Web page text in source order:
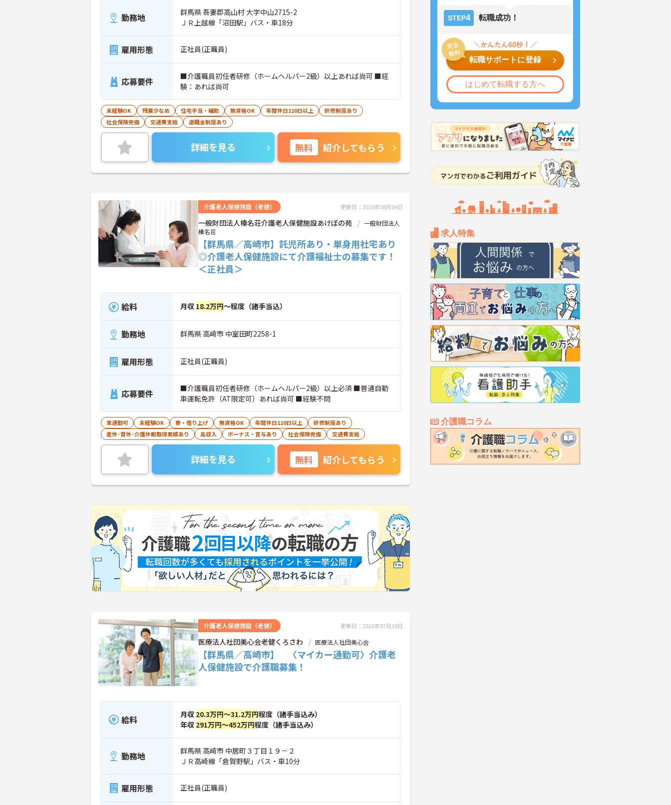
STEP4 転職成功！
転職サポートに登録
はじめて転職する方へ
求人特集
介護職コラム
勤務地
群馬県 吾妻郡高山村 大字中山2715-2
ＪＲ上越線「沼田駅」バス・車18分
雇用形態 正社員(正職員)
応募要件
■介護職員初任者研修（ホームヘルパー2級）以上あれば尚可 ■経
験：あれば尚可
未経験OK 残業少なめ 住宅手当・補助 無資格OK 年間休日110日以上
研修制度あり
社会保険完備
交通費支給 退職金制度あり
詳細を見る 無料 紹介してもらう
介護老人保健施設（老健） 更新日：2026年08月04日
一般財団法人榛名荘介護老人保健施設あけぼの苑
一般財団法人
榛名荘
【群馬県／高崎市】託児所あり・単身用社宅あり
◎介護老人保健施設にて介護福祉士の募集です！
＜正社員＞
給料 月収 18.2万円～程度（諸手当込）
勤務地 群馬県 高崎市 中室田町2258-1
雇用形態 正社員(正職員)
応募要件
■介護職員初任者研修（ホームヘルパー2級）以上必須 ■普通自動
車運転免許（AT限定可）あれば尚可 ■経験不問
車通勤可 未経験OK 寮・借り上げ 無資格OK 年間休日110日以上
研修制度あり
産休･育休･介護休暇取得実績あり
高収入 ボーナス・賞与あり 社会保険完備 交通費支給
詳細を見る 無料 紹介してもらう
介護老人保健施設（老健） 更新日：2026年07月28日
医療法人社団美心会老健くろさわ 医療法人社団美心会
【群馬県／高崎市】 〈マイカー通勤可〉介護老
人保健施設で介護職募集！
給料 月収 20.3万円～31.2万円程度（諸手当込み）
年収 291万円～452万円程度（諸手当込み）
勤務地
群馬県 高崎市 中居町３丁目１９－２
ＪＲ高崎線「倉賀野駅」バス・車10分
雇用形態 正社員(正職員)